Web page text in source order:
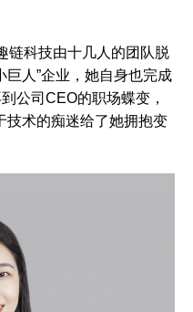
链科技由十几人的团队脱
巨人”企业，她自身也完成
公司CEO的职场蝶变，
技术的痴迷给了她拥抱变